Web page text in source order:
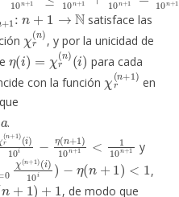
+1:n 1→N
satisface las
r(n
, y por la unicidad de
(i)= r (n)( )
para cada
con la función
r(n+1
en
.
+1)
n+1 10n +1
y
χ(n+1)(i )10 − +1 1
,
)
, de modo que